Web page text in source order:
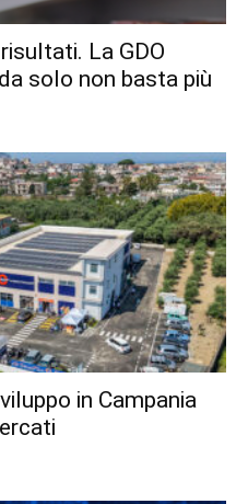
La GDO
solo non basta più
in Campania